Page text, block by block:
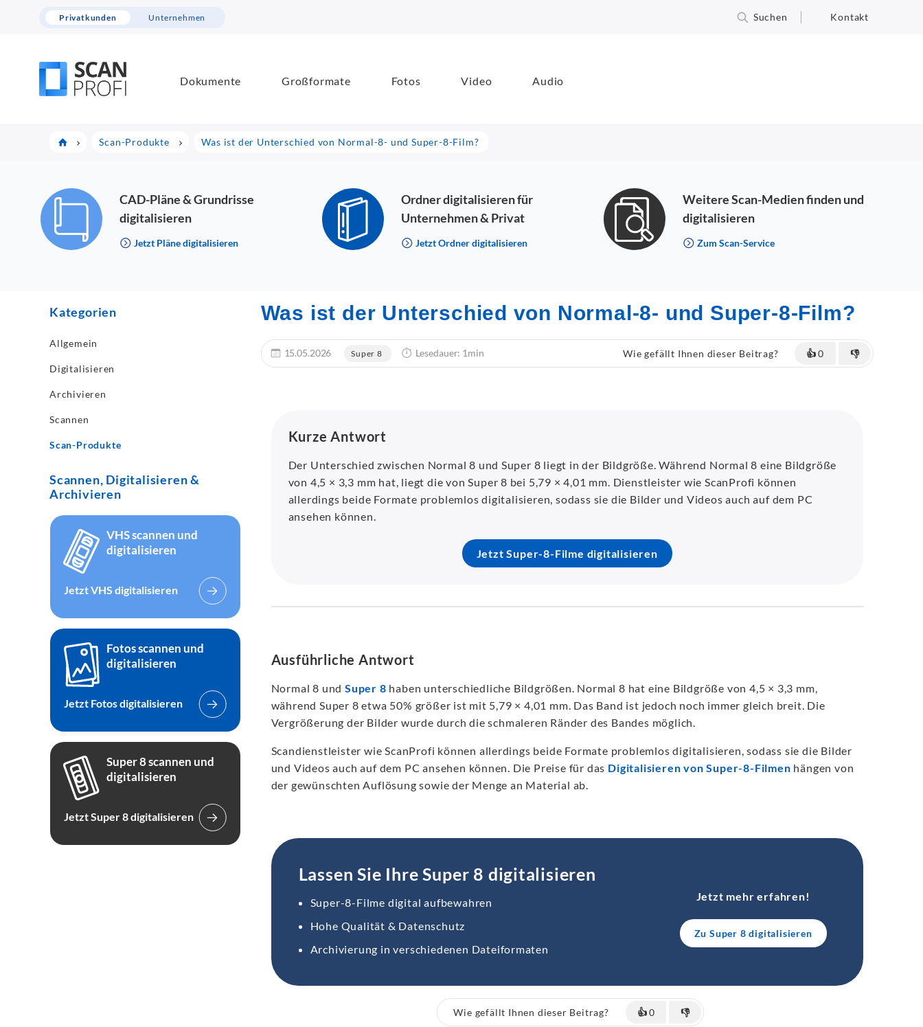
Privatkunden Unternehmen Suchen Kontakt
Dokumente Großformate Fotos Video Audio
Scan-Produkte Was ist der Unterschied von Normal-8- und Super-8-Film?
CAD-Pläne & Grundrisse
digitalisieren
Jetzt Pläne digitalisieren
Ordner digitalisieren für
Unternehmen & Privat
Jetzt Ordner digitalisieren
Weitere Scan-Medien finden und
digitalisieren
Zum Scan-Service
Kategorien
Allgemein
Digitalisieren
Archivieren
Scannen
Scan-Produkte
Scannen, Digitalisieren &
Archivieren
VHS scannen und
digitalisieren
Jetzt VHS digitalisieren
Fotos scannen und
digitalisieren
Jetzt Fotos digitalisieren
Super 8 scannen und
digitalisieren
Jetzt Super 8 digitalisieren
Was ist der Unterschied von Normal-8- und Super-8-Film?
15.05.2026 Super 8 Lesedauer: 1min Wie gefällt Ihnen dieser Beitrag? 👍0 👎
Kurze Antwort
Der Unterschied zwischen Normal 8 und Super 8 liegt in der Bildgröße. Während Normal 8 eine Bildgröße
von 4,5 × 3,3 mm hat, liegt die von Super 8 bei 5,79 × 4,01 mm. Dienstleister wie ScanProfi können
allerdings beide Formate problemlos digitalisieren, sodass sie die Bilder und Videos auch auf dem PC
ansehen können.
Jetzt Super-8-Filme digitalisieren
Ausführliche Antwort
Normal 8 und Super 8 haben unterschiedliche Bildgrößen. Normal 8 hat eine Bildgröße von 4,5 × 3,3 mm,
während Super 8 etwa 50% größer ist mit 5,79 × 4,01 mm. Das Band ist jedoch noch immer gleich breit. Die
Vergrößerung der Bilder wurde durch die schmaleren Ränder des Bandes möglich.
Scandienstleister wie ScanProfi können allerdings beide Formate problemlos digitalisieren, sodass sie die Bilder
und Videos auch auf dem PC ansehen können. Die Preise für das Digitalisieren von Super-8-Filmen hängen von
der gewünschten Auflösung sowie der Menge an Material ab.
Lassen Sie Ihre Super 8 digitalisieren
Super-8-Filme digital aufbewahren
Hohe Qualität & Datenschutz
Archivierung in verschiedenen Dateiformaten
Jetzt mehr erfahren!
Zu Super 8 digitalisieren
Wie gefällt Ihnen dieser Beitrag? 👍0 👎